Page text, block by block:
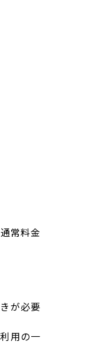
常料金
が必要
用の一